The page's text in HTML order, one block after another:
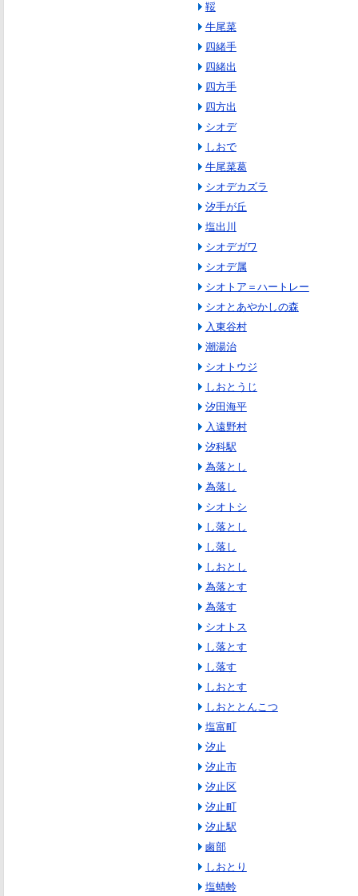
鞖
牛尾菜
四緒手
四緒出
四方手
四方出
シオデ
しおで
牛尾菜葛
シオデカズラ
汐手が丘
塩出川
シオデガワ
シオデ属
シオトア＝ハートレー
シオとあやかしの森
入東谷村
潮湯治
シオトウジ
しおとうじ
汐田海平
入遠野村
汐科駅
為落とし
為落し
シオトシ
し落とし
し落し
しおとし
為落とす
為落す
シオトス
し落とす
し落す
しおとす
しおととんこつ
塩富町
汐止
汐止市
汐止区
汐止町
汐止駅
鹵部
しおとり
塩蜻蛉